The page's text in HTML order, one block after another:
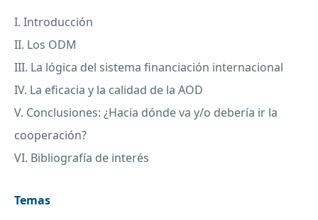
I. Introducción
II. Los ODM
III. La lógica del sistema financiación internacional
IV. La eficacia y la calidad de la AOD
V. Conclusiones: ¿Hacia dónde va y/o debería ir la
cooperación?
VI. Bibliografía de interés
Temas